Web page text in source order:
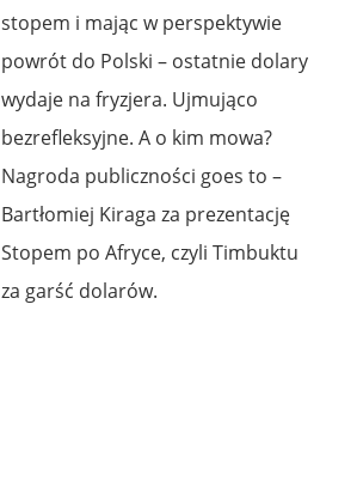
stopem i mając w perspektywie
powrót do Polski – ostatnie dolary
wydaje na fryzjera. Ujmująco
bezrefleksyjne. A o kim mowa?
Nagroda publiczności goes to –
Bartłomiej Kiraga za prezentację
Stopem po Afryce, czyli Timbuktu
za garść dolarów.